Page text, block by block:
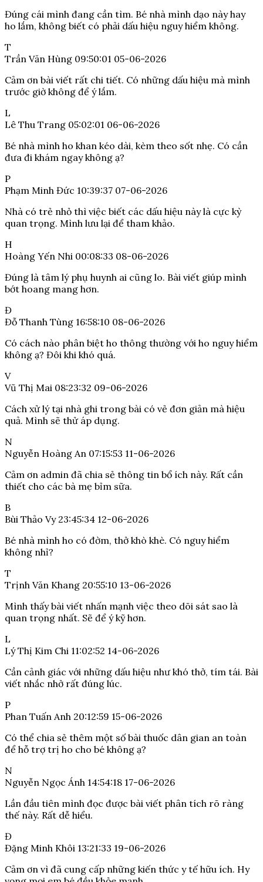
Đúng cái mình đang cần tìm. Bé nhà mình dạo này hay
ho lắm, không biết có phải dấu hiệu nguy hiểm không.
T
Trần Văn Hùng 09:50:01 05-06-2026
Cảm ơn bài viết rất chi tiết. Có những dấu hiệu mà mình
trước giờ không để ý lắm.
L
Lê Thu Trang 05:02:01 06-06-2026
Bé nhà mình ho khan kéo dài, kèm theo sốt nhẹ. Có cần
đưa đi khám ngay không ạ?
P
Phạm Minh Đức 10:39:37 07-06-2026
Nhà có trẻ nhỏ thì việc biết các dấu hiệu này là cực kỳ
quan trọng. Mình lưu lại để tham khảo.
H
Hoàng Yến Nhi 00:08:33 08-06-2026
Đúng là tâm lý phụ huynh ai cũng lo. Bài viết giúp mình
bớt hoang mang hơn.
Đ
Đỗ Thanh Tùng 16:58:10 08-06-2026
Có cách nào phân biệt ho thông thường với ho nguy hiểm
không ạ? Đôi khi khó quá.
V
Vũ Thị Mai 08:23:32 09-06-2026
Cách xử lý tại nhà ghi trong bài có vẻ đơn giản mà hiệu
quả. Mình sẽ thử áp dụng.
N
Nguyễn Hoàng An 07:15:53 11-06-2026
Cảm ơn admin đã chia sẻ thông tin bổ ích này. Rất cần
thiết cho các bà mẹ bỉm sữa.
B
Bùi Thảo Vy 23:45:34 12-06-2026
Bé nhà mình ho có đờm, thở khò khè. Có nguy hiểm
không nhỉ?
T
Trịnh Văn Khang 20:55:10 13-06-2026
Mình thấy bài viết nhấn mạnh việc theo dõi sát sao là
quan trọng nhất. Sẽ để ý kỹ hơn.
L
Lý Thị Kim Chi 11:02:52 14-06-2026
Cần cảnh giác với những dấu hiệu như khó thở, tím tái. Bài
viết nhắc nhở rất đúng lúc.
P
Phan Tuấn Anh 20:12:59 15-06-2026
Có thể chia sẻ thêm một số bài thuốc dân gian an toàn
để hỗ trợ trị ho cho bé không ạ?
N
Nguyễn Ngọc Ánh 14:54:18 17-06-2026
Lần đầu tiên mình đọc được bài viết phân tích rõ ràng
thế này. Rất dễ hiểu.
Đ
Đặng Minh Khôi 13:21:33 19-06-2026
Cảm ơn vì đã cung cấp những kiến thức y tế hữu ích. Hy